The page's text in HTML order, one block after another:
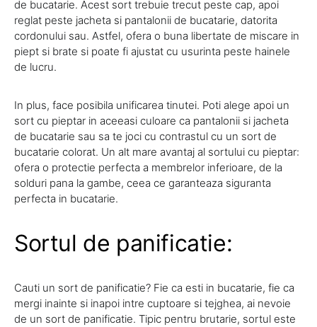
de bucatarie. Acest sort trebuie trecut peste cap, apoi
reglat peste jacheta si pantalonii de bucatarie, datorita
cordonului sau. Astfel, ofera o buna libertate de miscare in
piept si brate si poate fi ajustat cu usurinta peste hainele
de lucru.
In plus, face posibila unificarea tinutei. Poti alege apoi un
sort cu pieptar in aceeasi culoare ca pantalonii si jacheta
de bucatarie sau sa te joci cu contrastul cu un sort de
bucatarie colorat. Un alt mare avantaj al sortului cu pieptar:
ofera o protectie perfecta a membrelor inferioare, de la
solduri pana la gambe, ceea ce garanteaza siguranta
perfecta in bucatarie.
Sortul de panificatie:
Cauti un sort de panificatie? Fie ca esti in bucatarie, fie ca
mergi inainte si inapoi intre cuptoare si tejghea, ai nevoie
de un sort de panificatie. Tipic pentru brutarie, sortul este